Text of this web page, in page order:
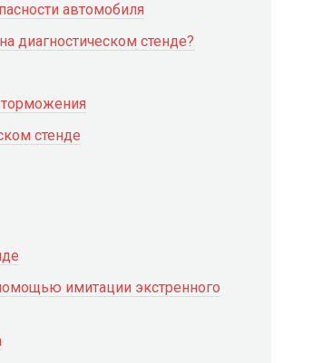
автомобиля
диагностическом стенде?
стенде
имитации экстренного